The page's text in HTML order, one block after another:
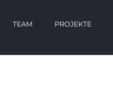
TEAM PROJEKTE